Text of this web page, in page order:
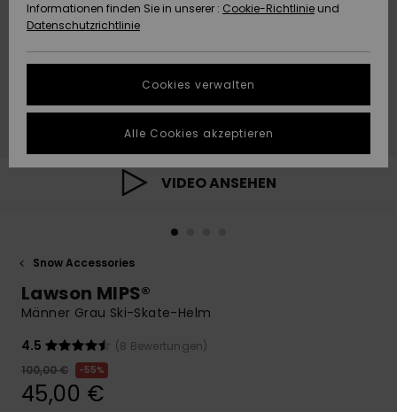
Highlights
Highlights
Starten Sie eine
um die
schnellste
Antwort auf Ihre
erhalten.
unser
NACHHALTIGKEIT
SHOPS
QUIKSILVER APP
WUNSCHLISTE
VIDEO ANSEHEN
Snow Accessories
Lawson MIPS®
Männer Grau Ski-Skate-Helm
4.5
(8 Bewertungen)
100,00 €
55%
45,00 €
Informationen finden Sie in unserer : Cookie-Richtlinie und
Datenschutzrichtlinie
Cookies verwalten
Alle Cookies akzeptieren